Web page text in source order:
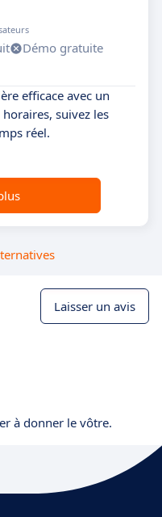
Démo gratuite
efficace avec un
suivez les
réel.
Laisser un avis
à donner le vôtre.